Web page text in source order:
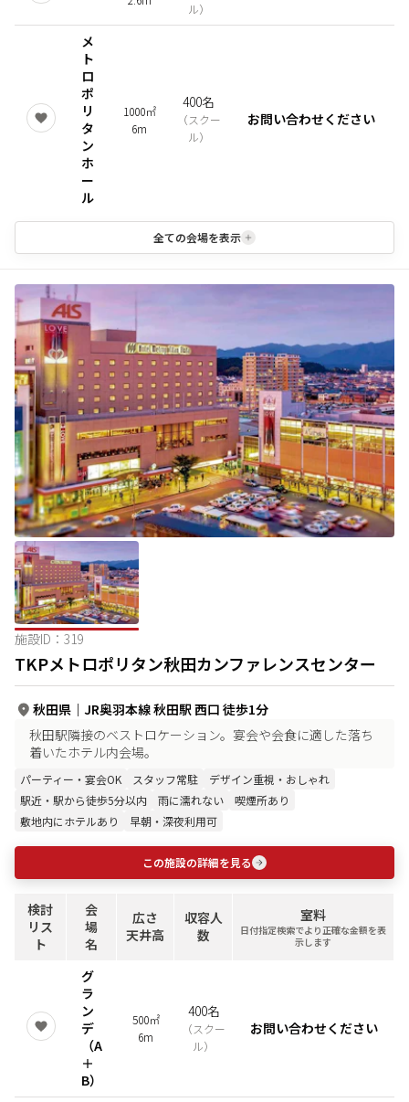
ル）
メ
ト
ロ
ポ
リ
タ
ン
ホ
ー
ル
1000㎡
6m
400名
（スクー
ル）
お問い合わせください
全ての会場を表示
施設ID： 319
TKPメトロポリタン秋田カンファレンスセンター
秋田県 ｜ JR奥羽本線 秋田駅 西口 徒歩1分
秋田駅隣接のベストロケーション。宴会や会食に適した落ち
着いたホテル内会場。
パーティー・宴会OK スタッフ常駐
デザイン重視・おしゃれ
駅近・駅から徒歩5分以内
雨に濡れない
喫煙所あり
敷地内にホテルあり
早朝・深夜利用可
この施設の詳細を見る
検討
リス
ト
会
場
名
広さ
天井高
収容人
数
室料
日付指定検索でより正確な金額を表
示します
グ
ラ
ン
デ
（A
＋
B）
500㎡
6m
400名
（スクー
ル）
お問い合わせください